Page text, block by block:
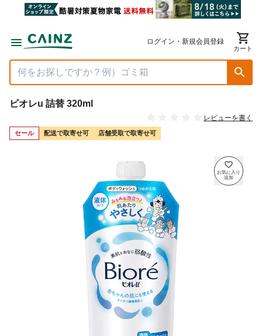
ログイン・新規会員登録
カート
ビオレu 詰替 320ml
レビューを書く
セール 配送で取寄せ可 店舗受取で取寄せ可